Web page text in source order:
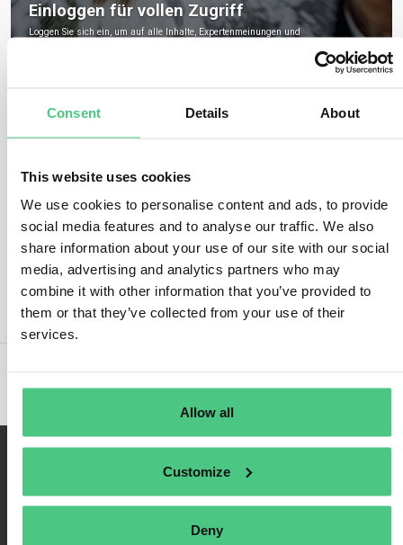
Consent Details About
This website uses cookies
We use cookies to personalise content and ads, to provide
social media features and to analyse our traffic. We also
share information about your use of our site with our social
media, advertising and analytics partners who may
combine it with other information that you’ve provided to
them or that they’ve collected from your use of their
services.
Allow all
Customize
Deny
Einloggen für vollen Zugriff
Loggen Sie sich ein, um auf alle Inhalte, Expertenmeinungen und
Registrieren Sie sich, um osapeers-Mitglied zu werden
An mich erinnern
Registrieren
Passwort vergessen